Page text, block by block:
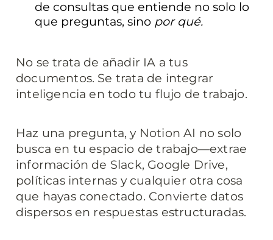
de consultas que entiende no solo lo
que preguntas, sino por qué.
No se trata de añadir IA a tus
documentos. Se trata de integrar
inteligencia en todo tu flujo de trabajo.
Haz una pregunta, y Notion AI no solo
busca en tu espacio de trabajo—extrae
información de Slack, Google Drive,
políticas internas y cualquier otra cosa
que hayas conectado. Convierte datos
dispersos en respuestas estructuradas.